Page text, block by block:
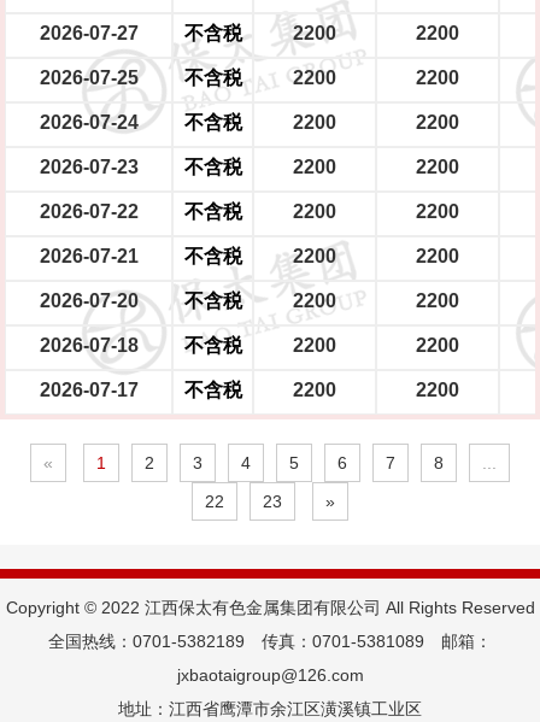
2026-07-27 不含税 2200 2200
2026-07-25 不含税 2200 2200
2026-07-24 不含税 2200 2200
2026-07-23 不含税 2200 2200
2026-07-22 不含税 2200 2200
2026-07-21 不含税 2200 2200
2026-07-20 不含税 2200 2200
2026-07-18 不含税 2200 2200
2026-07-17 不含税 2200 2200
« 1 2 3 4 5 6 7 8
22
23 »
Copyright © 2022 江西保太有色金属集团有限公司 All Rights Reserved
全国热线：0701-5382189 传真：0701-5381089 邮箱：
jxbaotaigroup@126.com
地址：江西省鹰潭市余江区潢溪镇工业区